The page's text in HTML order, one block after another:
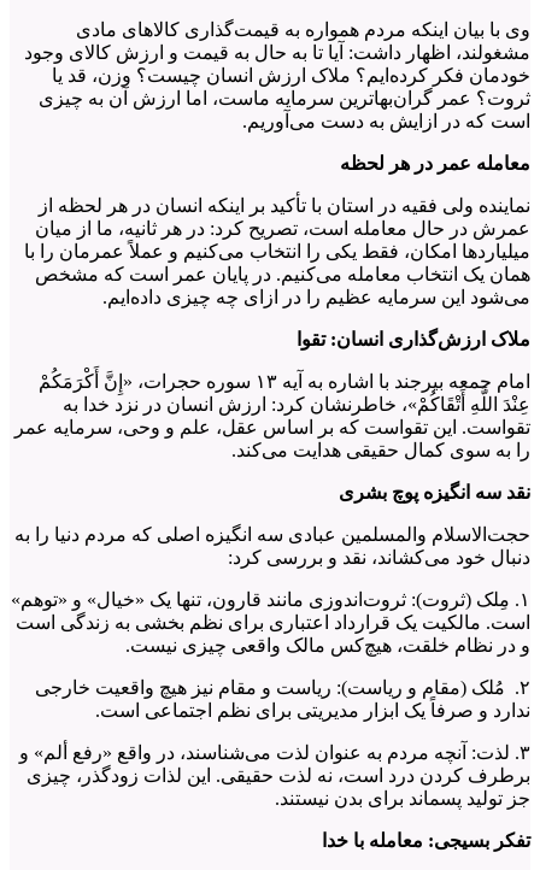
وی با بیان اینکه مردم همواره به قیمت‌گذاری کالاهای مادی
مشغولند، اظهار داشت: آیا تا به حال به قیمت و ارزش کالای وجود
خودمان فکر کرده‌ایم؟ ملاک ارزش انسان چیست؟ وزن، قد یا
ثروت؟ عمر گران‌بهاترین سرمایه ماست، اما ارزش آن به چیزی
است که در ازایش به دست می‌آوریم.
معامله عمر در هر لحظه
نماینده ولی فقیه در استان با تأکید بر اینکه انسان در هر لحظه از
عمرش در حال معامله است، تصریح کرد: در هر ثانیه، ما از میان
میلیاردها امکان، فقط یکی را انتخاب می‌کنیم و عملاً عمرمان را با
همان یک انتخاب معامله می‌کنیم. در پایان عمر است که مشخص
می‌شود این سرمایه عظیم را در ازای چه چیزی داده‌ایم.
ملاک ارزش‌گذاری انسان: تقوا
امام جمعه بیرجند با اشاره به آیه ۱۳ سوره حجرات، «إِنَّ أَكْرَمَكُمْ
عِنْدَ اللَّهِ أَتْقَاكُمْ»، خاطرنشان کرد: ارزش انسان در نزد خدا به
تقواست. این تقواست که بر اساس عقل، علم و وحی، سرمایه عمر
را به سوی کمال حقیقی هدایت می‌کند.
نقد سه انگیزه پوچ بشری
حجت‌الاسلام والمسلمین عبادی سه انگیزه اصلی که مردم دنیا را به
دنبال خود می‌کشاند، نقد و بررسی کرد:
۱. مِلک (ثروت): ثروت‌اندوزی مانند قارون، تنها یک «خیال» و «توهم»
است. مالکیت یک قرارداد اعتباری برای نظم بخشی به زندگی است
و در نظام خلقت، هیچ‌کس مالک واقعی چیزی نیست.
۲. مُلک (مقام و ریاست): ریاست و مقام نیز هیچ واقعیت خارجی
ندارد و صرفاً یک ابزار مدیریتی برای نظم اجتماعی است.
۳. لذت: آنچه مردم به عنوان لذت می‌شناسند، در واقع «رفع ألم» و
برطرف کردن درد است، نه لذت حقیقی. این لذات زودگذر، چیزی
جز تولید پسماند برای بدن نیستند.
تفکر بسیجی: معامله با خدا